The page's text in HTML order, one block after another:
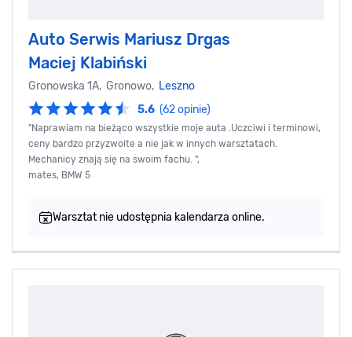
Auto Serwis Mariusz Drgas
Maciej Klabiński
Gronowska 1A, Gronowo, Leszno
5.6 (62 opinie)
"Naprawiam na bieżąco wszystkie moje auta .Uczciwi i terminowi,
ceny bardzo przyzwoite a nie jak w innych warsztatach.
Mechanicy znają się na swoim fachu. ",
mates, BMW 5
Warsztat nie udostępnia kalendarza online.